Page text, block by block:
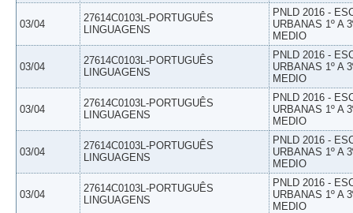
03/04
27614C0103L-PORTUGUÊS
LINGUAGENS
PNLD 2016 -
URBANAS 1º A
MEDIO
03/04
27614C0103L-PORTUGUÊS
LINGUAGENS
PNLD 2016 -
URBANAS 1º A
MEDIO
03/04
27614C0103L-PORTUGUÊS
LINGUAGENS
PNLD 2016 -
URBANAS 1º A
MEDIO
03/04
27614C0103L-PORTUGUÊS
LINGUAGENS
PNLD 2016 -
URBANAS 1º A
MEDIO
03/04
27614C0103L-PORTUGUÊS
LINGUAGENS
PNLD 2016 -
URBANAS 1º A
MEDIO